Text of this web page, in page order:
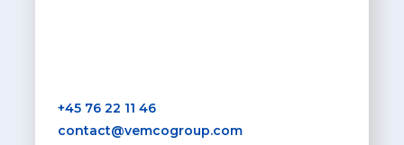
+45 76 22 11 46
contact@vemcogroup.com